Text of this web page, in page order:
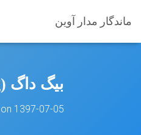
ماندگار مدار آوین
بیگ‌ داگ (BigDog)
on 1397-07-05